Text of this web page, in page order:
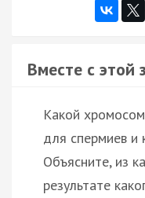
Вместе с этой
Какой
для спермиев и
Объясните, из
результате